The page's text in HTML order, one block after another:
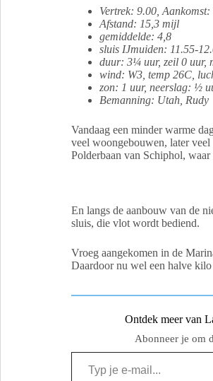
Vertrek: 9.00, Aankomst:
Afstand: 15,3 mijl
gemiddelde: 4,8
sluis IJmuiden: 11.55-
duur: 3¼ uur, zeil 0 uur,
wind: W3, temp 26C,
zon: 1 uur, neerslag: ½
Bemanning: Utah, Rudy
Vandaag een minder warme
veel woongebouwen, later
Polderbaan van Schiphol,
En langs de aanbouw van de
sluis, die vlot wordt bediend.
Vroeg aangekomen in de
Daardoor nu wel een halve
Ontdek meer van
Abonneer je om